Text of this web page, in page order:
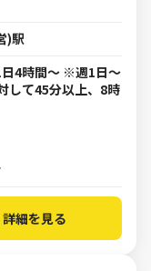
)駅
4時間～ ※週1日～
して45分以上、8時
詳細を見る